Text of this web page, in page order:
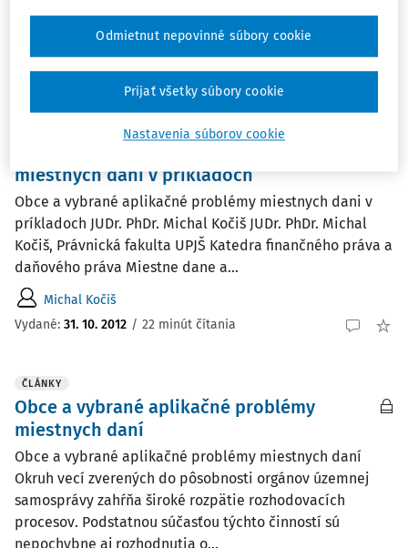
vyšších územných celkov (VÚC)...
Michal Kočiš
Vydané:29. 2. 2016 / 21 minút čítania
miestnych dani v príkladoch
Obce a vybrané aplikačné problémy miestnych dani v
príkladoch JUDr. PhDr. Michal Kočiš JUDr. PhDr. Michal
Kočiš, Právnická fakulta UPJŠ Katedra finančného práva a
daňového práva Miestne dane a...
Michal Kočiš
Vydané: 31. 10. 2012 / 22 minút čítania
ČLÁNKY
Obce a vybrané aplikačné problémy
miestnych daní
Obce a vybrané aplikačné problémy miestnych daní
Okruh vecí zverených do pôsobnosti orgánov územnej
samosprávy zahŕňa široké rozpätie rozhodovacích
procesov. Podstatnou súčasťou týchto činností sú
nepochybne aj rozhodnutia o...
Nastavenia súborov cookie
Odmietnut nepovinné súbory cookie
Prijať všetky súbory cookie